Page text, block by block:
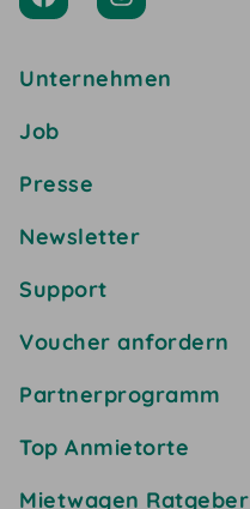
Unternehmen
Job
Presse
Newsletter
Support
Voucher anfordern
Partnerprogramm
Top Anmietorte
Mietwagen Ratgeber